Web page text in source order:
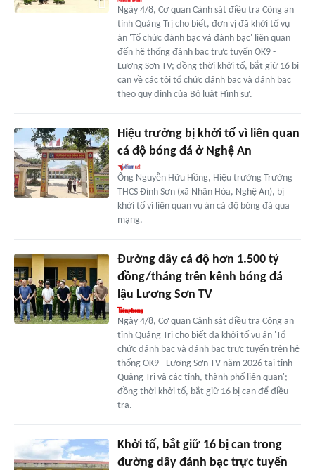
Ngày 4/8, Cơ quan Cảnh sát điều tra Công an
tỉnh Quảng Trị cho biết, đơn vị đã khởi tố vụ
án 'Tổ chức đánh bạc và đánh bạc' liên quan
đến hệ thống đánh bạc trực tuyến OK9 -
Lương Sơn TV; đồng thời khởi tố, bắt giữ 16 bị
can về các tội tổ chức đánh bạc và đánh bạc
theo quy định của Bộ luật Hình sự.
Hiệu trưởng bị khởi tố vì liên quan
cá độ bóng đá ở Nghệ An
Ông Nguyễn Hữu Hồng, Hiệu trưởng Trường
THCS Đỉnh Sơn (xã Nhân Hòa, Nghệ An), bị
khởi tố vì liên quan vụ án cá độ bóng đá qua
mạng.
Đường dây cá độ hơn 1.500 tỷ
đồng/tháng trên kênh bóng đá
lậu Lương Sơn TV
Ngày 4/8, Cơ quan Cảnh sát điều tra Công an
tỉnh Quảng Trị cho biết đã khởi tố vụ án 'Tổ
chức đánh bạc và đánh bạc trực tuyến trên hệ
thống OK9 - Lương Sơn TV năm 2026 tại tỉnh
Quảng Trị và các tỉnh, thành phố liên quan';
đồng thời khởi tố, bắt giữ 16 bị can để điều
tra.
Khởi tố, bắt giữ 16 bị can trong
đường dây đánh bạc trực tuyến